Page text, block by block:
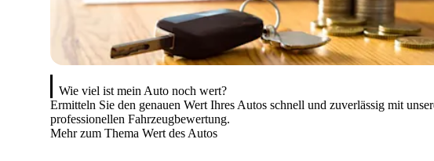
Wie viel ist mein Auto noch wert?
Ermitteln Sie den genauen Wert Ihres Autos schnell und zuverlässig mit
professionellen Fahrzeugbewertung.
Mehr zum Thema Wert des Autos